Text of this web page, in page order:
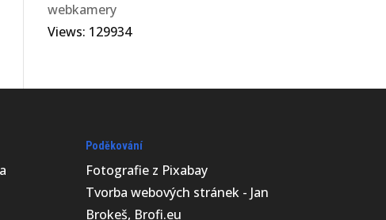
webkamery
Views: 129934
Poděkování
Fotografie z Pixabay
Tvorba webových stránek - Jan
Brokeš, Brofi.eu